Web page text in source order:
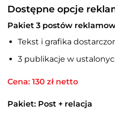
Dostępne opcje
Pakiet 3 postów
Tekst i grafika
3 publikacje w
Cena: 130 zł netto
Pakiet: Post + relacja